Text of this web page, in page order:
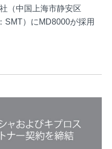
（中国上海市静安区
SMT）にMD8000が採用